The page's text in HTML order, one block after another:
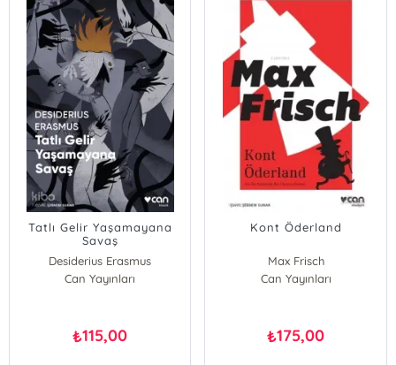
Tatlı Gelir Yaşamayana
Savaş
Desiderius Erasmus
Can Yayınları
₺115,00
Kont Öderland
Max Frisch
Can Yayınları
₺175,00